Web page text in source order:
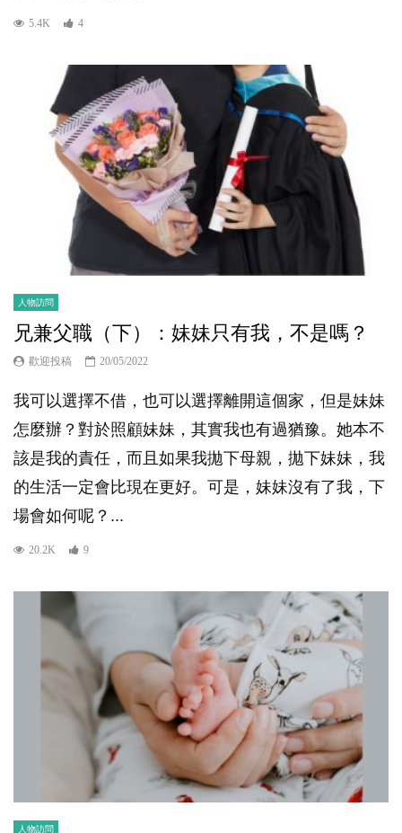
5.4K 4
人物訪問
兄兼父職（下）：妹妹只有我，不是嗎？
歡迎投稿 20/05/2022
我可以選擇不借，也可以選擇離開這個家，但是妹妹
怎麼辦？對於照顧妹妹，其實我也有過猶豫。她本不
該是我的責任，而且如果我拋下母親，拋下妹妹，我
的生活一定會比現在更好。可是，妹妹沒有了我，下
場會如何呢？...
20.2K 9
人物訪問